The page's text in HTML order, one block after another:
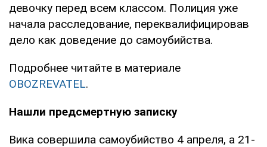
девочку перед всем классом. Полиция уже
начала расследование, переквалифицировав
дело как доведение до самоубийства.
Подробнее читайте в материале
OBOZREVATEL.
Нашли предсмертную записку
Вика совершила самоубийство 4 апреля, а 21-